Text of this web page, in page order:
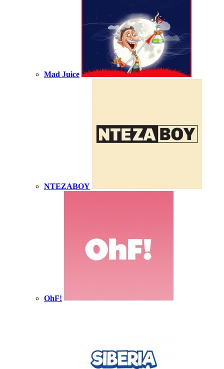
Mad Juice
NTEZABOY
OhF!